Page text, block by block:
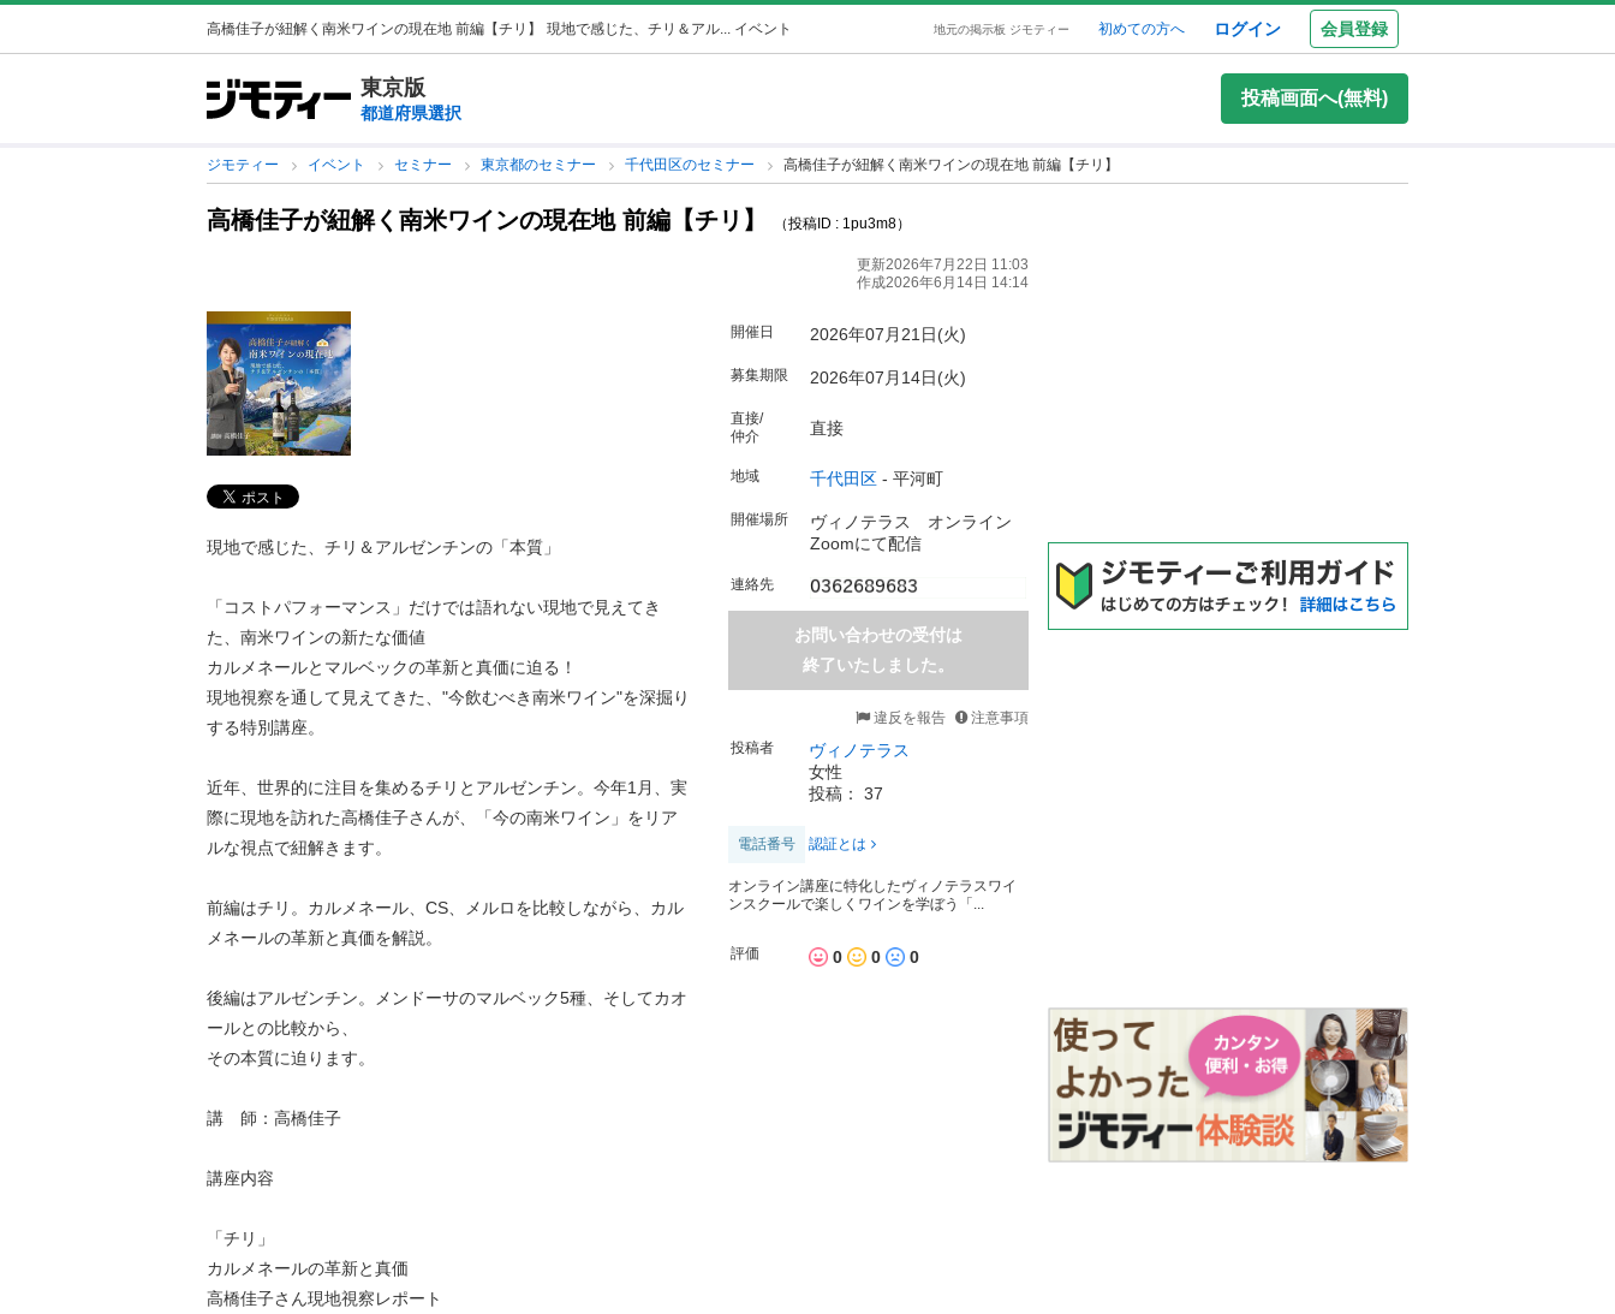
高橋佳子が紐解く南米ワインの現在地 前編【チリ】 現地で感じた、チリ＆アル... イベント 地元の掲示板 ジモティー 初めての方へ ログイン 会員登録
東京版
都道府県選択
投稿画面へ(無料)
ジモティー イベント セミナー 東京都のセミナー 千代田区のセミナー 高橋佳子が紐解く南米ワインの現在地 前編【チリ】
高橋佳子が紐解く南米ワインの現在地 前編【チリ】 （投稿ID : 1pu3m8）
更新2026年7月22日 11:03
作成2026年6月14日 14:14
現地で感じた、チリ＆アルゼンチンの「本質」
「コストパフォーマンス」だけでは語れない現地で見えてき
た、南米ワインの新たな価値
カルメネールとマルベックの革新と真価に迫る！
現地視察を通して見えてきた、"今飲むべき南米ワイン"を深掘り
する特別講座。
近年、世界的に注目を集めるチリとアルゼンチン。今年1月、実
際に現地を訪れた高橋佳子さんが、「今の南米ワイン」をリア
ルな視点で紐解きます。
前編はチリ。カルメネール、CS、メルロを比較しながら、カル
メネールの革新と真価を解説。
後編はアルゼンチン。メンドーサのマルベック5種、そしてカオ
ールとの比較から、
その本質に迫ります。
講 師：高橋佳子
講座内容
「チリ」
カルメネールの革新と真価
高橋佳子さん現地視察レポート
開催日 2026年07月21日(火)
募集期限 2026年07月14日(火)
直接/
仲介
直接
地域 千代田区 - 平河町
開催場所
ヴィノテラス オンライン
Zoomにて配信
連絡先
お問い合わせの受付は
終了いたしました。
違反を報告
注意事項
投稿者
ヴィノテラス
女性
投稿： 37
電話番号 認証とは
オンライン講座に特化したヴィノテラスワイ
ンスクールで楽しくワインを学ぼう「...
評価 0 0 0